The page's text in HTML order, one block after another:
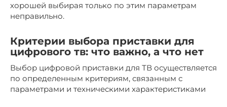
хорошей выбирая только по этим параметрам
неправильно.
Критерии выбора приставки для
цифрового тв: что важно, а что нет
Выбор цифровой приставки для ТВ осуществляется
по определенным критериям, связанным с
параметрами и техническими характеристиками